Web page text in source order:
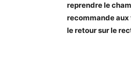
reprendre le
recommande aux
le retour sur le